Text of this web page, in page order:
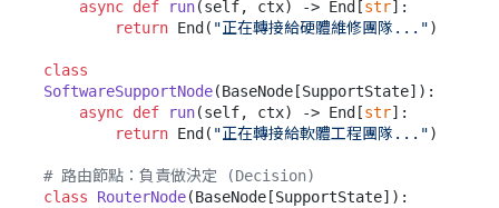
async def run(self, ctx) -> End[str]:
return End( "正在轉接給硬體維修團隊...")
class
SoftwareSupportNode(BaseNode[SupportState]):
async def run(self, ctx) -> End[str]:
return End( "正在轉接給軟體工程團隊...")
# 路由節點：負責做決定 (Decision)
class
RouterNode(BaseNode[SupportState]):